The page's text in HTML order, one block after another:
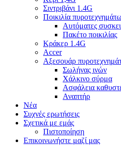
Σιντριβάνι 1.4G
Ποικιλία
Αυτόματες
Πακέτο ποικιλίας
Κράκερ 1.4G
Accer
Αξεσουάρ
Σωλήνας ινών
Χάλκινο σύρμα
Ασφάλεια
Αναπτήρ
Νέα
Συχνές ερωτήσεις
Σχετικά με εμάς
Πιστοποίηση
Επικοινωνήστε μαζί μας